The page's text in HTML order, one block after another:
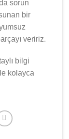
sorun
bir
veririz.
bilgi
kolayca